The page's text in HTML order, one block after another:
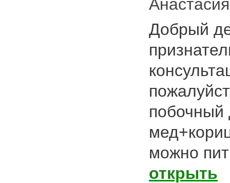
Добрый
побочный
можно
открыть